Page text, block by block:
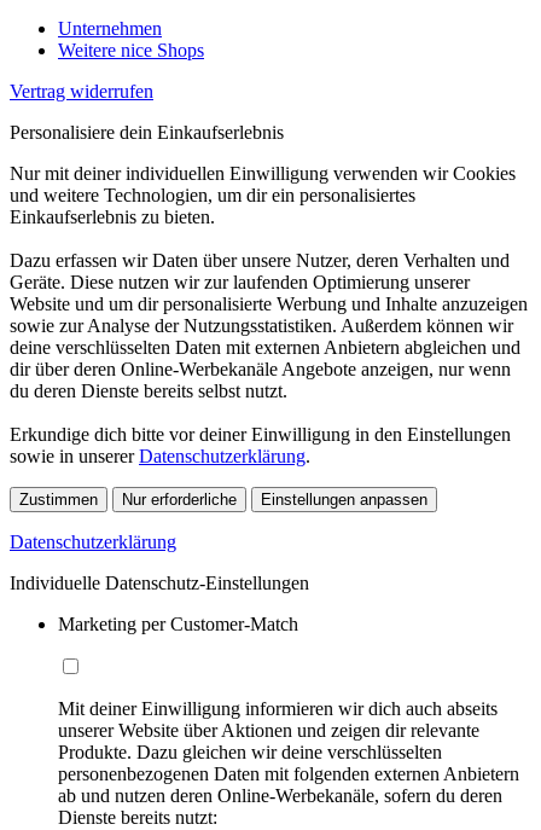
Unternehmen
Weitere nice Shops
Vertrag widerrufen
Personalisiere dein Einkaufserlebnis
Nur mit deiner individuellen Einwilligung verwenden wir Cookies
und weitere Technologien, um dir ein personalisiertes
Einkaufserlebnis zu bieten.
Dazu erfassen wir Daten über unsere Nutzer, deren Verhalten und
Geräte. Diese nutzen wir zur laufenden Optimierung unserer
Website und um dir personalisierte Werbung und Inhalte anzuzeigen
sowie zur Analyse der Nutzungsstatistiken. Außerdem können wir
deine verschlüsselten Daten mit externen Anbietern abgleichen und
dir über deren Online-Werbekanäle Angebote anzeigen, nur wenn
du deren Dienste bereits selbst nutzt.
Erkundige dich bitte vor deiner Einwilligung in den Einstellungen
sowie in unsererDatenschutzerklärung.
Zustimmen Nur erforderliche Einstellungen anpassen
Datenschutzerklärung
Individuelle Datenschutz-Einstellungen
Marketing per Customer-Match
Mit deiner Einwilligung informieren wir dich auch abseits
unserer Website über Aktionen und zeigen dir relevante
Produkte. Dazu gleichen wir deine verschlüsselten
personenbezogenen Daten mit folgenden externen Anbietern
ab und nutzen deren Online-Werbekanäle, sofern du deren
Dienste bereits nutzt: